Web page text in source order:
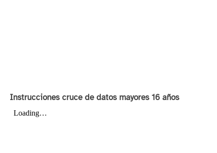
Instrucciones cruce de datos mayores 16 años